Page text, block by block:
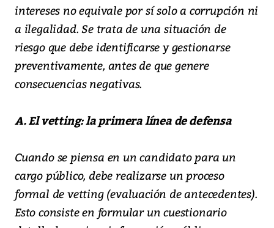
intereses no equivale por sí solo a corrupción ni
a ilegalidad. Se trata de una situación de
riesgo que debe identificarse y gestionarse
preventivamente, antes de que genere
consecuencias negativas.
A. El vetting: la primera línea de defensa
Cuando se piensa en un candidato para un
cargo público, debe realizarse un proceso
formal de vetting (evaluación de antecedentes).
Esto consiste en formular un cuestionario